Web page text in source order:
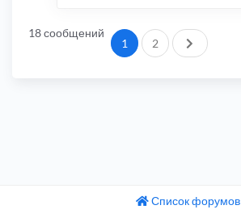
18 сообщений
1 2 След.
Список форумов